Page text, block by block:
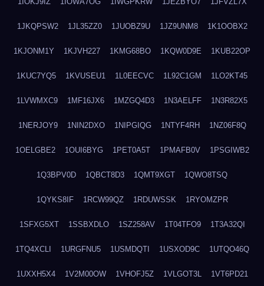
1JKQPSW2 1JL35ZZ0 1JUOBZ9U 1JZ9UNM8 1K1OOBX2
1KJONM1Y 1KJVH227 1KMG68BO 1KQW0D9E 1KUB22OP
1KUC7YQ5 1KVUSEU1 1L0EECVC 1L92C1GM 1LO2KT45
1LVWMXC9 1MF16JX6 1MZGQ4D3 1N3AELFF 1N3R82X5
1NERJOY9 1NIN2DXO 1NIPGIQG 1NTYF4RH 1NZ06F8Q
1OELGBE2 1OUI6BYG 1PET0A5T 1PMAFB0V 1PSGIWB2
1Q3BPV0D 1QBCT8D3 1QMT9XGT 1QWO8TSQ
1QYKS8IF 1RCW99QZ 1RDUWSSK 1RYOMZPR
1SFXG5XT 1SSBXDLO 1SZ258AV 1T04TFO9 1T3A32QI
1TQ4XCLI 1URGFNU5 1USMDQTI 1USXOD9C 1UTQO46Q
1UXXH5X4 1V2M00OW 1VHOFJ5Z 1VLGOT3L 1VT6PD21